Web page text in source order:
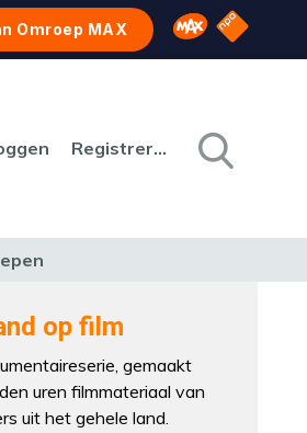
Omroep MAX Omroep MAX
NPO
Registreren
op film
gemaakt
uren filmmateriaal van
uit het gehele land.